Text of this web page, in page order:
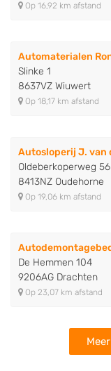
Op 16,92 km afstand
Automaterialen
Slinke 1
8637VZ Wiuwert
Op 18,17 km afstand
Autosloperij J. van
Oldeberkoperweg 56
8413NZ Oudehorne
Op 19,06 km afstand
De Hemmen 104
9206AG Drachten
Op 23,07 km afstand